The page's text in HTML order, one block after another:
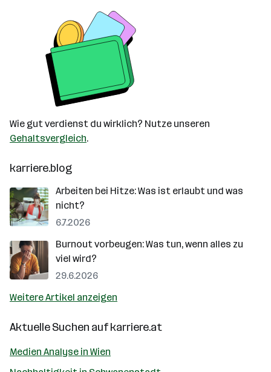
Wie gut verdienst du wirklich? Nutze unseren
Gehaltsvergleich.
karriere.blog
Arbeiten bei Hitze: Was ist erlaubt und was
nicht?
6.7.2026
Burnout vorbeugen: Was tun, wenn alles zu
viel wird?
29.6.2026
Weitere Artikel anzeigen
Aktuelle Suchen aufkarriere.at
Medien Analyse in Wien